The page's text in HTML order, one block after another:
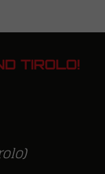
TIROLO!